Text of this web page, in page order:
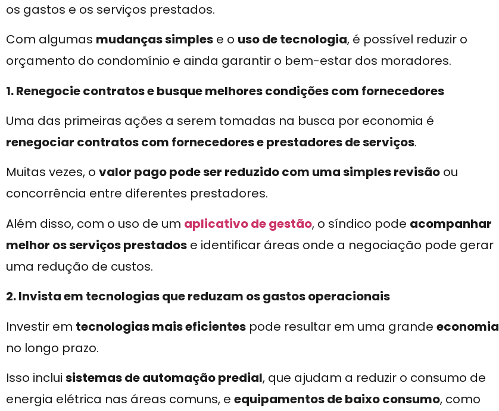
os gastos e os serviços prestados.
Com algumas mudanças simples e o uso de tecnologia, é possível reduzir o
orçamento do condomínio e ainda garantir o bem-estar dos moradores.
1. Renegocie contratos e busque melhores condições com fornecedores
Uma das primeiras ações a serem tomadas na busca por economia é
renegociar contratos com fornecedores e prestadores de serviços.
Muitas vezes, o valor pago pode ser reduzido com uma simples revisão ou
concorrência entre diferentes prestadores.
Além disso, com o uso de um aplicativo de gestão, o síndico pode acompanhar
melhor os serviços prestados e identificar áreas onde a negociação pode gerar
uma redução de custos.
2. Invista em tecnologias que reduzam os gastos operacionais
Investir em tecnologias mais eficientes pode resultar em uma grande economia
no longo prazo.
Isso inclui sistemas de automação predial, que ajudam a reduzir o consumo de
energia elétrica nas áreas comuns, e equipamentos de baixo consumo, como